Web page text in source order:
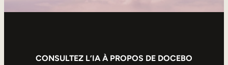
CONSULTEZ L’IA À PROPOS DE DOCEBO